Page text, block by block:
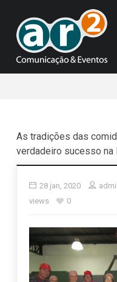
As tradições das
verdadeiro sucesso na
28 jan, 2020
views
0